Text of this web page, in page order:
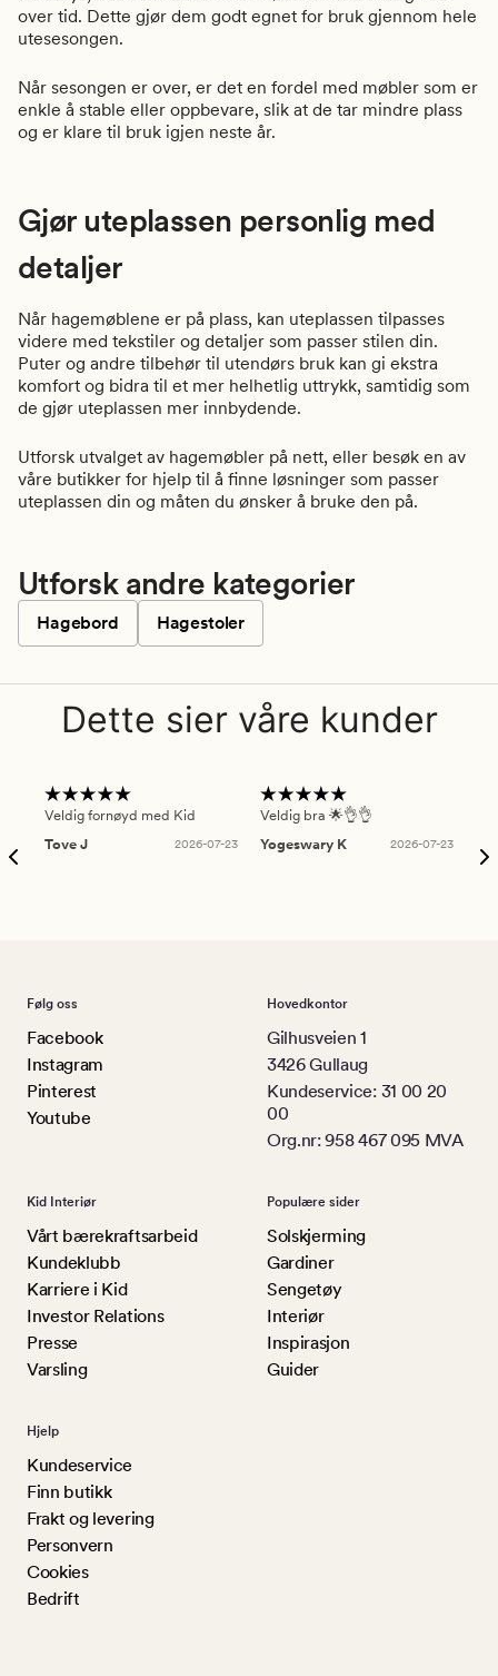
over tid. Dette gjør dem godt egnet for bruk gjennom hele
utesesongen.
Når sesongen er over, er det en fordel med møbler som er
enkle å stable eller oppbevare, slik at de tar mindre plass
og er klare til bruk igjen neste år.
Gjør uteplassen personlig med
detaljer
Når hagemøblene er på plass, kan uteplassen tilpasses
videre med tekstiler og detaljer som passer stilen din.
Puter og andre tilbehør til utendørs bruk kan gi ekstra
komfort og bidra til et mer helhetlig uttrykk, samtidig som
de gjør uteplassen mer innbydende.
Utforsk utvalget av hagemøbler på nett, eller besøk en av
våre butikker for hjelp til å finne løsninger som passer
uteplassen din og måten du ønsker å bruke den på.
Utforsk andre kategorier
Hagebord Hagestoler
Dette sier våre kunder
Veldig fornøyd med Kid
Tove J
2026-07-23
Veldig bra 🌟👌👌
Yogeswary K
2026-07-23
Følg oss
Facebook
Instagram
Pinterest
Youtube
Hovedkontor
Gilhusveien 1
3426 Gullaug
Kundeservice: 31 00 20
00
Org.nr: 958 467 095 MVA
Kid Interiør
Vårt bærekraftsarbeid
Kundeklubb
Karriere i Kid
Investor Relations
Presse
Varsling
Populære sider
Solskjerming
Gardiner
Sengetøy
Interiør
Inspirasjon
Guider
Hjelp
Kundeservice
Finn butikk
Frakt og levering
Personvern
Cookies
Bedrift